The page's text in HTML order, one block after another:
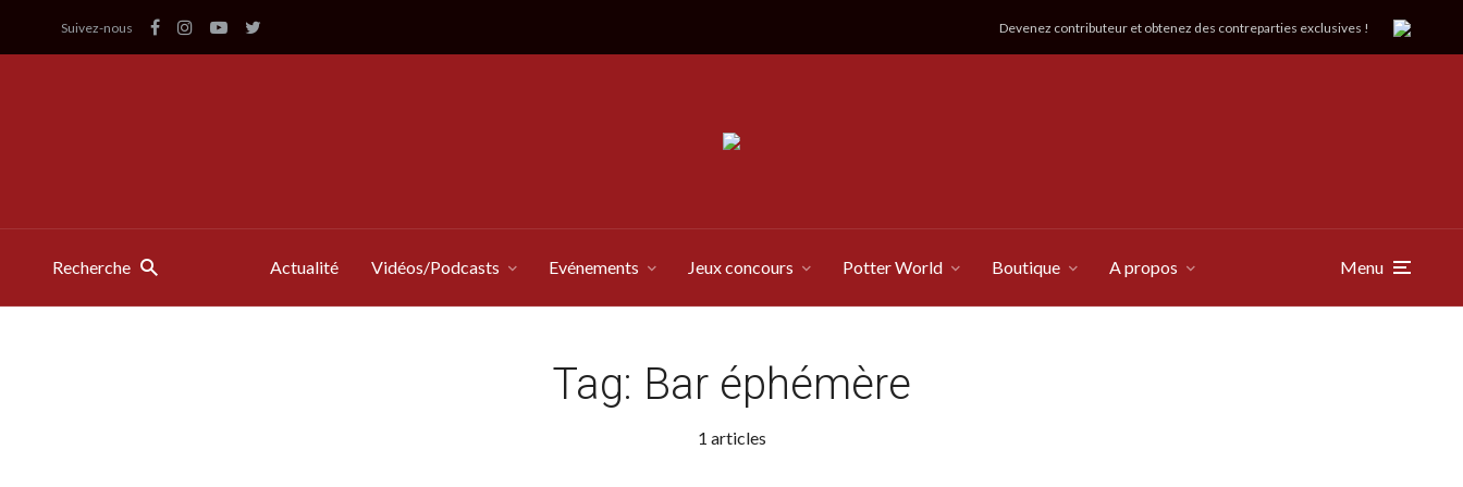
Suivez-nous Devenez contributeur et obtenez des contreparties exclusives !
Recherche Actualité Vidéos/Podcasts Evénements Jeux concours Potter World Boutique A propos Menu
Tag: Bar éphémère
1 articles